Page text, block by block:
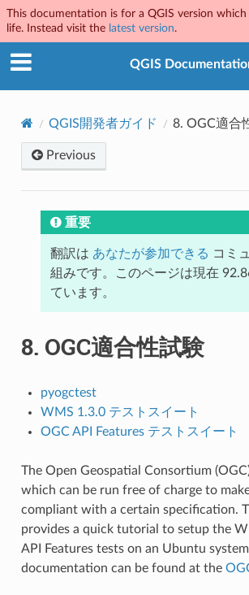
This documentation is for a QGIS version
life. Instead visit the latest version.
QGIS
QGIS開発者ガイド 8. OGC適合
Previous
重要
翻訳は あなたが参加できる コミ
組みです。このページは現在
ています。
8. OGC適合性試験
pyogctest
WMS 1.3.0 テストスイート
OGC API Features テストスイート
The Open Geospatial Consortium
which can be run free of charge to
compliant with a certain specification.
provides a quick tutorial to setup the
API Features tests on an Ubuntu
documentation can be found at the